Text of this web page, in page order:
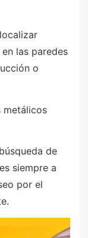
las paredes
o
metálicos
de
siempre a
por el